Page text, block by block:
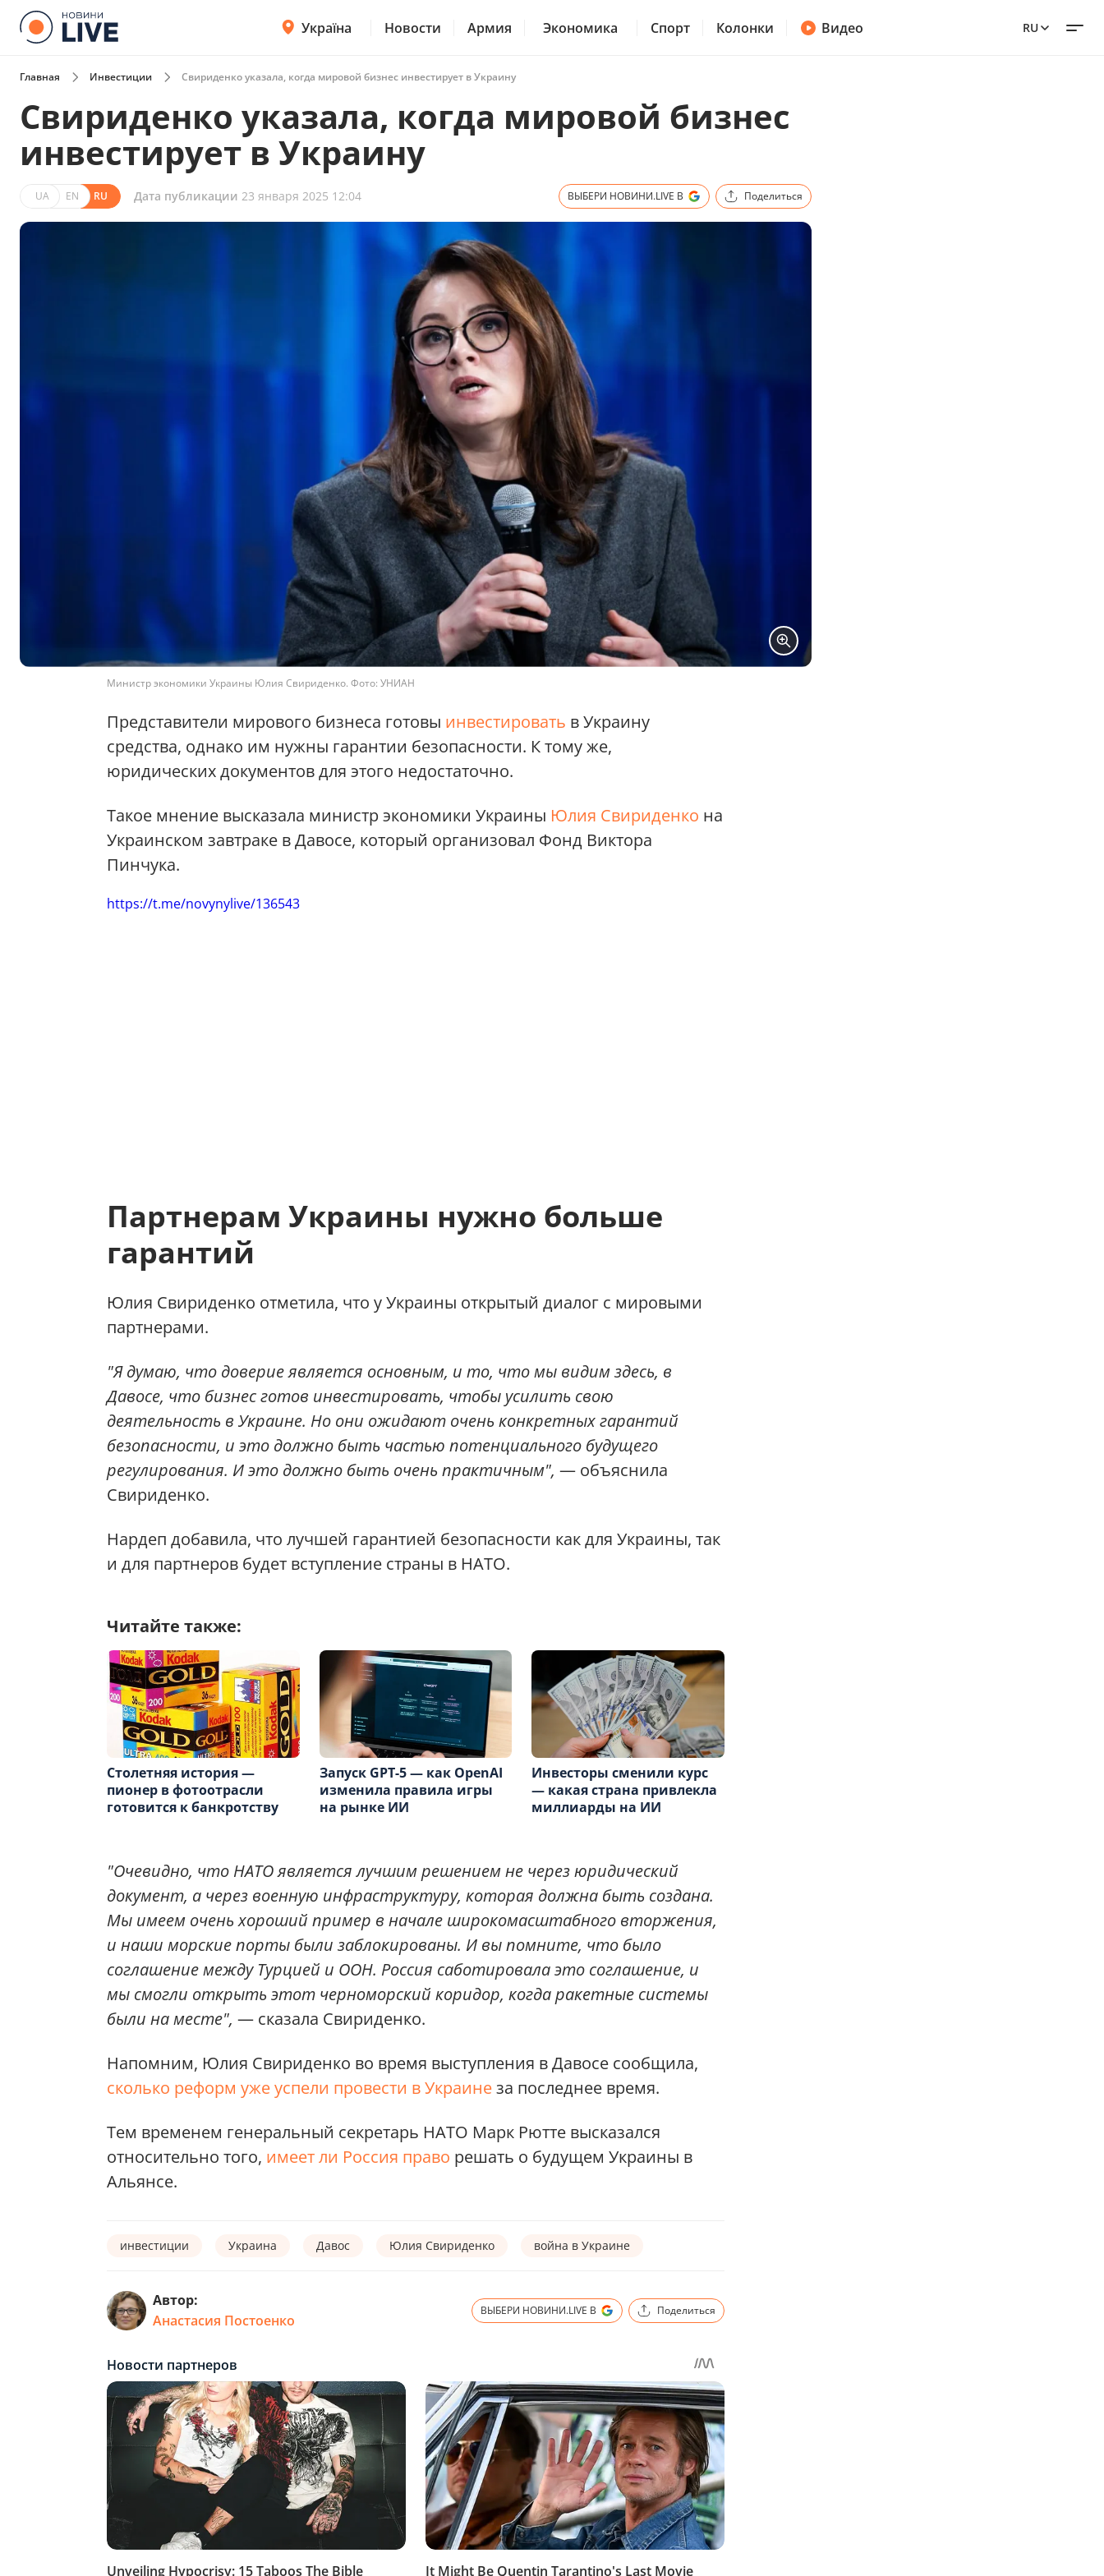
Україна Новости Армия Экономика Спорт Колонки Видео RU
Главная Инвестиции Свириденко указала, когда мировой бизнес инвестирует в Украину
Свириденко указала, когда мировой бизнес
инвестирует в Украину
UA EN RU Дата публикации 23 января 2025 12:04 ВЫБЕРИ НОВИНИ.LIVE В Поделиться
Министр экономики Украины Юлия Свириденко. Фото: УНИАН
Представители мирового бизнеса готовы инвестировать в Украину
средства, однако им нужны гарантии безопасности. К тому же,
юридических документов для этого недостаточно.
Такое мнение высказала министр экономики Украины Юлия Свириденко на
Украинском завтраке в Давосе, который организовал Фонд Виктора
Пинчука.
https://t.me/novynylive/136543
Партнерам Украины нужно больше
гарантий
Юлия Свириденко отметила, что у Украины открытый диалог с мировыми
партнерами.
"Я думаю, что доверие является основным, и то, что мы видим здесь, в
Давосе, что бизнес готов инвестировать, чтобы усилить свою
деятельность в Украине. Но они ожидают очень конкретных гарантий
безопасности, и это должно быть частью потенциального будущего
регулирования. И это должно быть очень практичным", — объяснила
Свириденко.
Нардеп добавила, что лучшей гарантией безопасности как для Украины, так
и для партнеров будет вступление страны в НАТО.
Читайте также:
Столетняя история —
пионер в фотоотрасли
готовится к банкротству
Запуск GPT-5 — как OpenAI
изменила правила игры
на рынке ИИ
Инвесторы сменили курс
— какая страна привлекла
миллиарды на ИИ
"Очевидно, что НАТО является лучшим решением не через юридический
документ, а через военную инфраструктуру, которая должна быть создана.
Мы имеем очень хороший пример в начале широкомасштабного вторжения,
и наши морские порты были заблокированы. И вы помните, что было
соглашение между Турцией и ООН. Россия саботировала это соглашение, и
мы смогли открыть этот черноморский коридор, когда ракетные системы
были на месте", — сказала Свириденко.
Напомним, Юлия Свириденко во время выступления в Давосе сообщила,
сколько реформ уже успели провести в Украинеза последнее время.
Тем временем генеральный секретарь НАТО Марк Рютте высказался
относительно того, имеет ли Россия право решать о будущем Украины в
Альянсе.
инвестиции Украина Давос Юлия Свириденко война в Украине
Автор:
Анастасия Постоенко
ВЫБЕРИ НОВИНИ.LIVE В Поделиться